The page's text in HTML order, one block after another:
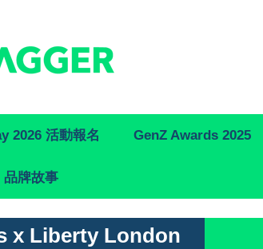
2026 活動報名 GenZ Awards 2025
品牌故事
x Liberty London